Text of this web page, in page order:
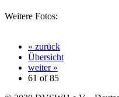
Weitere Fotos:
« zurück
Übersicht
weiter »
61 of85